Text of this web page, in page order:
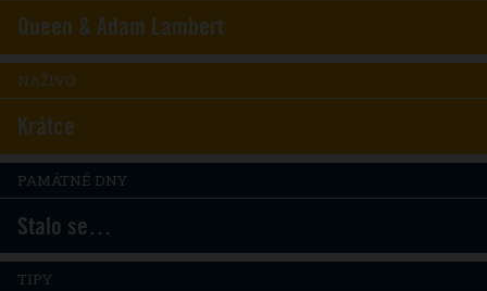
Queen & Adam Lambert
NAŽIVO
Krátce
PAMÁTNÉ DNY
Stalo se…
TIPY